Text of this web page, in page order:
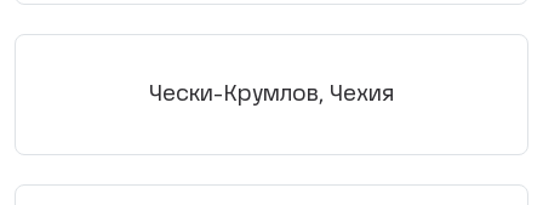
Чески-Крумлов, Чехия